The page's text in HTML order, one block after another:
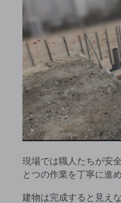
現場では職人たちが安
とつの作業を丁寧に進
建物は完成すると見え